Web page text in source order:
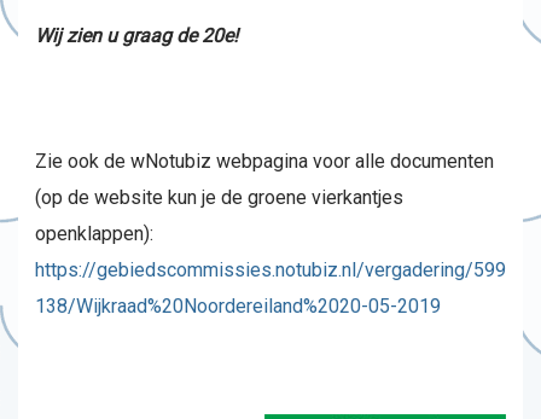
Wij zien u graag de 20e!
Zie ook de wNotubiz webpagina voor alle documenten
(op de website kun je de groene vierkantjes
openklappen):
https://gebiedscommissies.notubiz.nl/vergadering/599
138/Wijkraad%20Noordereiland%2020-05-2019